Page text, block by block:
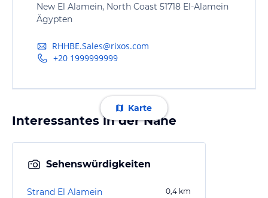
New El Alamein, North Coast 51718 El-Alamein
Ägypten
RHHBE.Sales@rixos.com
+20 1999999999
Karte
Interessantes in der Nähe
Sehenswürdigkeiten
Strand El Alamein 0,4 km